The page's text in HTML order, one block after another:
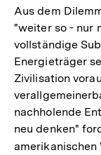
der
Aus dem
"weiter so - nur
vollständige
Energieträger
Zivilisation
nachholende
neu denken"